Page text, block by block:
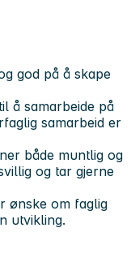
god på å skape
å samarbeide på
samarbeid er
både muntlig og
og tar gjerne
ønske om faglig
utvikling.